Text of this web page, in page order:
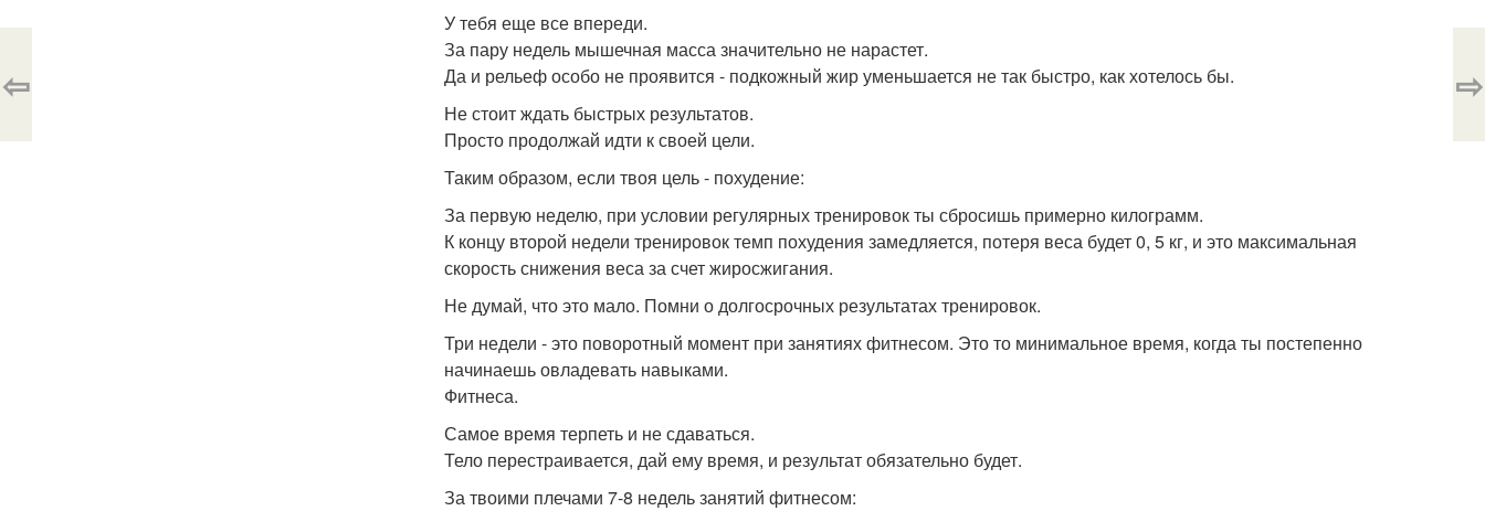
У тебя еще все впереди.
За пару недель мышечная масса значительно не нарастет.
Да и рельеф особо не проявится - подкожный жир уменьшается не так быстро, как хотелось бы.
Не стоит ждать быстрых результатов.
Просто продолжай идти к своей цели.
Таким образом, если твоя цель - похудение:
За первую неделю, при условии регулярных тренировок ты сбросишь примерно килограмм.
К концу второй недели тренировок темп похудения замедляется, потеря веса будет 0, 5 кг, и это максимальная
скорость снижения веса за счет жиросжигания.
Не думай, что это мало. Помни о долгосрочных результатах тренировок.
Три недели - это поворотный момент при занятиях фитнесом. Это то минимальное время, когда ты постепенно
начинаешь овладевать навыками.
Фитнеса.
Самое время терпеть и не сдаваться.
Тело перестраивается, дай ему время, и результат обязательно будет.
За твоими плечами 7-8 недель занятий фитнесом:
⇦ ⇨